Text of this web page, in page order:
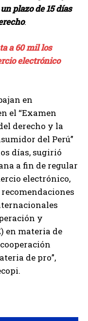
plazo de 15 días
.
a 60 mil los
electrónico
en
el “Examen
derecho y la
del Perú”
días, sugirió
a fin de regular
electrónico,
y
en materia de
de pro”,